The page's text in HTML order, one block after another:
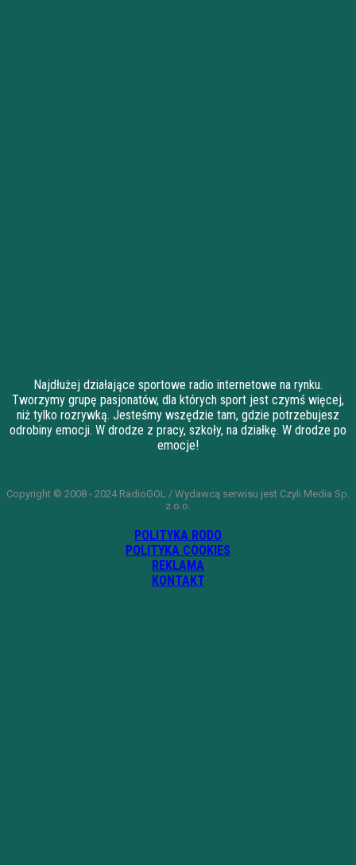
Najdłużej działające sportowe radio internetowe na rynku.
Tworzymy grupę pasjonatów, dla których sport jest czymś więcej,
niż tylko rozrywką. Jesteśmy wszędzie tam, gdzie potrzebujesz
odrobiny emocji. W drodze z pracy, szkoły, na działkę. W drodze po
emocje!
Copyright © 2008 - 2024 RadioGOL / Wydawcą serwisu jest Czyli Media Sp.
z o.o.
POLITYKA RODO
POLITYKA COOKIES
REKLAMA
KONTAKT